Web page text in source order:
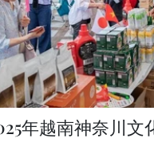
年越南神奈川文